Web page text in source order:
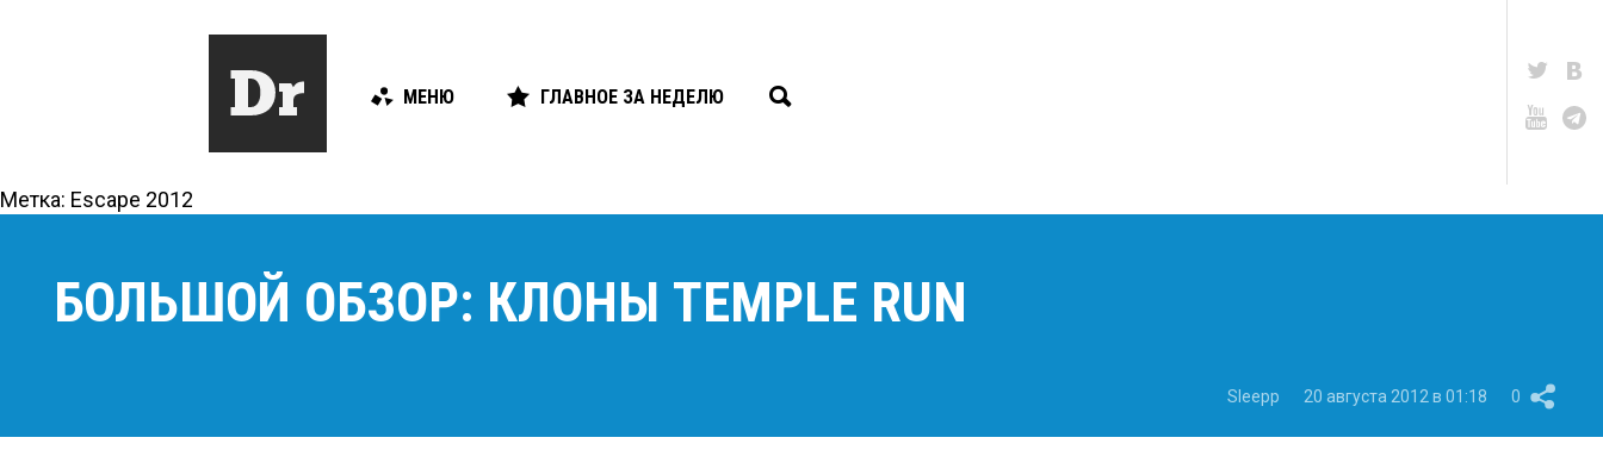
МЕНЮ ГЛАВНОЕ ЗА НЕДЕЛЮ
Метка: Escape 2012
БОЛЬШОЙ ОБЗОР: КЛОНЫ TEMPLE RUN
Sleepp 20 августа 2012 в 01:18 0